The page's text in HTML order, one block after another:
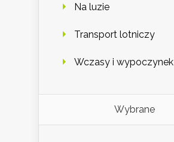
Na luzie
Transport lotniczy
Wczasy i wypoczynek
Wybrane